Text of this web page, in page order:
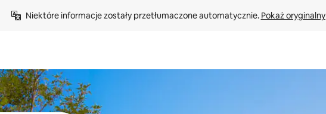
Niektóre informacje zostały przetłumaczone automatycznie. Pokaż